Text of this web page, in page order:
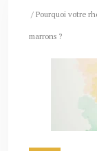
/ Pourquoi votre
marrons ?